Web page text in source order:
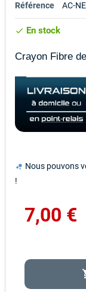
Référence AC-
check En stock
Crayon Fibre
bubble_chart Nous pouvons
!
7,00 €